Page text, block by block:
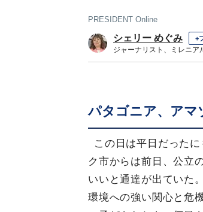
PRESIDENT Online
シェリー めぐみ +
ジャーナリスト、ミレニア
パタゴニア、アマ
この日は平日だった
ク市からは前日、公立
いいと通達が出ていた
環境への強い関心と危